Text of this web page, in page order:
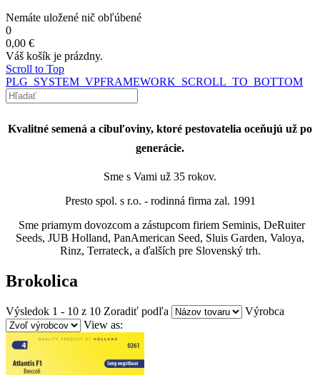
Nemáte uložené nič obľúbené
0
0,00 €
Váš košík je prázdny.
Scroll to Top
PLG_SYSTEM_VPFRAMEWORK_SCROLL_TO_BOTTOM
Kvalitné semená a cibuľoviny, ktoré pestovatelia oceňujú už po
generácie.
Sme s Vami už 35 rokov.
Presto spol. s r.o. - rodinná firma zal. 1991
Sme priamym dovozcom a zástupcom firiem Seminis, DeRuiter
Seeds, JUB Holland, PanAmerican Seed, Sluis Garden, Valoya,
Rinz, Terrateck, a ďalších pre Slovenský trh.
Brokolica
Výsledok 1 - 10 z 10 Zoradiť podľa
Výrobca
View as: